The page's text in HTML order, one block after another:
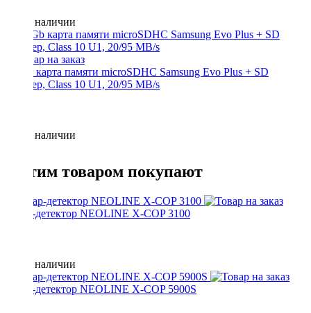
Нет в наличии
32 Gb карта памяти microSDHC Samsung Evo Plus + SD
адаптер, Class 10 U1, 20/95 MB/s
Нет в наличии
С этим товаром покупают
радар-детектор NEOLINE X-COP 3100
Нет в наличии
радар-детектор NEOLINE X-COP 5900S